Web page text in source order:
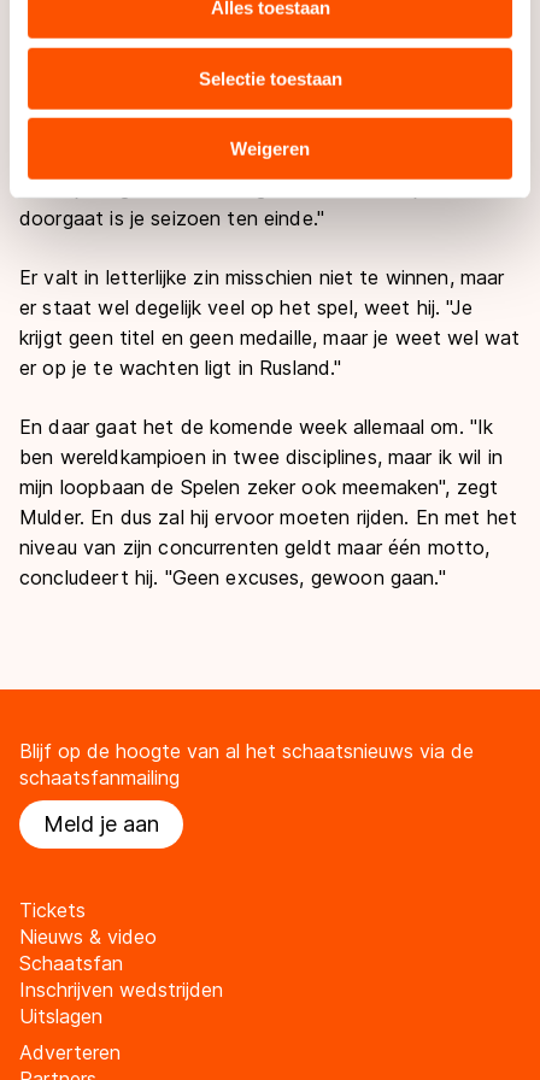
uw gebruik van onze site met onze partners voor social
combineren met andere gegevens die u aan hen heeft
verstrekt of die zij hebben verzameld via hun services.
Sommige partners kunnen gegevens doorgeven aan
landen buiten de EU, zoals de VS, waar mogelijk geen
adequaat beschermingsniveau geldt volgens de GDPR.
Door op ‘Toestaan’ te klikken, stemt u in met deze
Alles toestaan
Selectie toestaan
Weigeren
Het KKT zal een wonderlijk toernooi worden, vooral
qua beleving voor de sporters, denkt hij. "Voor het
dat anders. Er zijn er genoeg die nu denken: was het
maar al voorbij. Als je doorgaat naar de Spelen heb je
namelijk nog steeds niets gewonnen en als je niet
doorgaat is je seizoen ten einde."
Er valt in letterlijke zin misschien niet te winnen, maar
er staat wel degelijk veel op het spel, weet hij. "Je
krijgt geen titel en geen medaille, maar je weet wel wat
er op je te wachten ligt in Rusland."
En daar gaat het de komende week allemaal om. "Ik
ben wereldkampioen in twee disciplines, maar ik wil in
mijn loopbaan de Spelen zeker ook meemaken", zegt
Mulder. En dus zal hij ervoor moeten rijden. En met het
niveau van zijn concurrenten geldt maar één motto,
concludeert hij. "Geen excuses, gewoon gaan."
Blijf op de hoogte van al het schaatsnieuws via de
schaatsfanmailing
Meld je aan
Tickets
Nieuws & video
Schaatsfan
Inschrijven wedstrijden
Uitslagen
Adverteren